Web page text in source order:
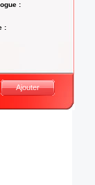
:
:
Ajouter